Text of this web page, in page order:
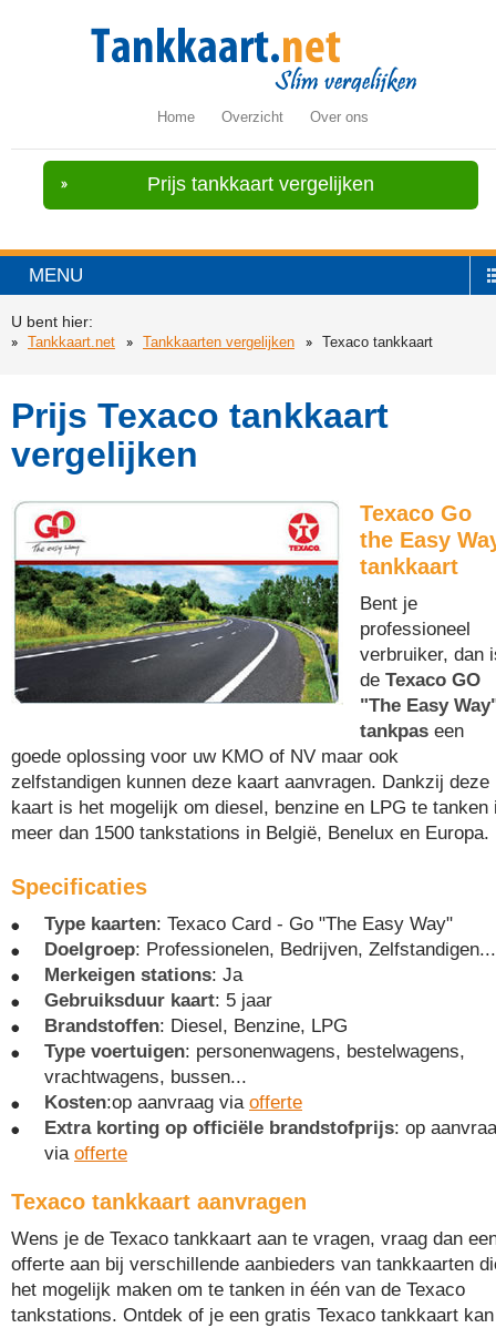
Home Overzicht Over ons
Prijs tankkaart vergelijken
MENU
U bent hier:
Tankkaart.net
Tankkaarten vergelijken Texaco tankkaart
Prijs Texaco tankkaart
vergelijken
Texaco Go
the Easy
tankkaart
Bent je
professioneel
verbruiker, dan
de Texaco GO
"The Easy
tankpas een
goede oplossing voor uw KMO of NV maar ook
zelfstandigen kunnen deze kaart aanvragen. Dankzij deze
kaart is het mogelijk om diesel, benzine en LPG te tanken
meer dan 1500 tankstations in België, Benelux en Europa.
Specificaties
Type kaarten: Texaco Card - Go "The Easy Way"
Doelgroep: Professionelen, Bedrijven, Zelfstandigen...
Merkeigen stations: Ja
Gebruiksduur kaart: 5 jaar
Brandstoffen: Diesel, Benzine, LPG
Type voertuigen: personenwagens, bestelwagens,
vrachtwagens, bussen...
Kosten:op aanvraag via offerte
Extra korting op officiële brandstofprijs: op
via offerte
Texaco tankkaart aanvragen
Wens je de Texaco tankkaart aan te vragen, vraag dan
offerte aan bij verschillende aanbieders van tankkaarten
het mogelijk maken om te tanken in één van de Texaco
tankstations. Ontdek of je een gratis Texaco tankkaart kan